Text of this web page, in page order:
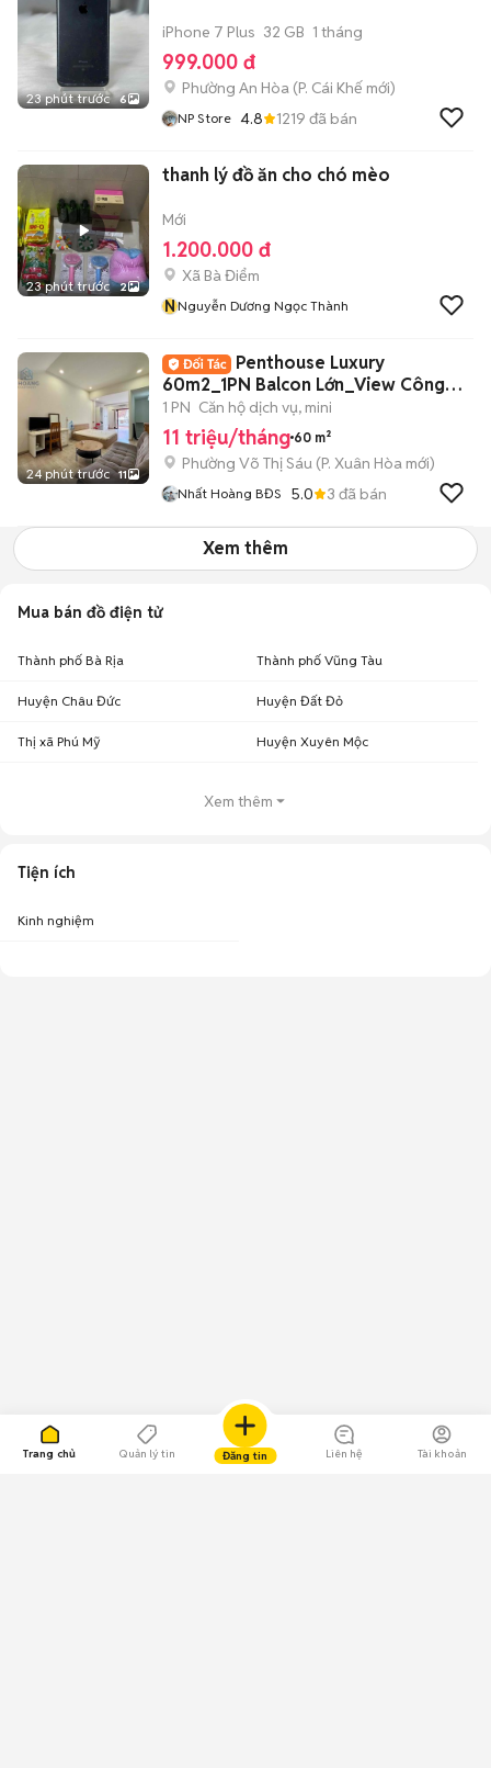
Trang chủ Quản lý tin Đăng tin Liên hệ Tài khoản
23 phút trước 6
iPhone 7 Plus 32 GB 1 tháng
999.000 đ
Phường An Hòa (P. Cái Khế mới)
NP Store 4.8 1219 đã bán
23 phút trước 2
thanh lý đồ ăn cho chó mèo
Mới
1.200.000 đ
Xã Bà Điểm
NNguyễn Dương Ngọc Thành
24 phút trước 11
Penthouse Luxury
60m2_1PN Balcon Lớn_View Công
Viên Ngay Võ Thị Sáu
1 PN Căn hộ dịch vụ, mini
11 triệu/tháng 60 m²
Phường Võ Thị Sáu (P. Xuân Hòa mới)
Nhất Hoàng BĐS 5.0 3 đã bán
Xem thêm
Mua bán đồ điện tử
Thành phố Bà Rịa Thành phố Vũng Tàu
Huyện Châu Đức Huyện Đất Đỏ
Thị xã Phú Mỹ Huyện Xuyên Mộc
Xem thêm
Tiện ích
Kinh nghiệm